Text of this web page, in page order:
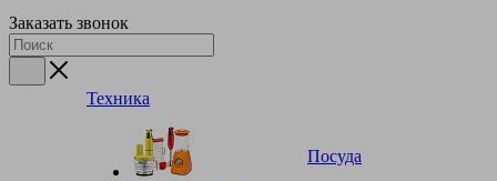
Заказать звонок
Техника
Посуда